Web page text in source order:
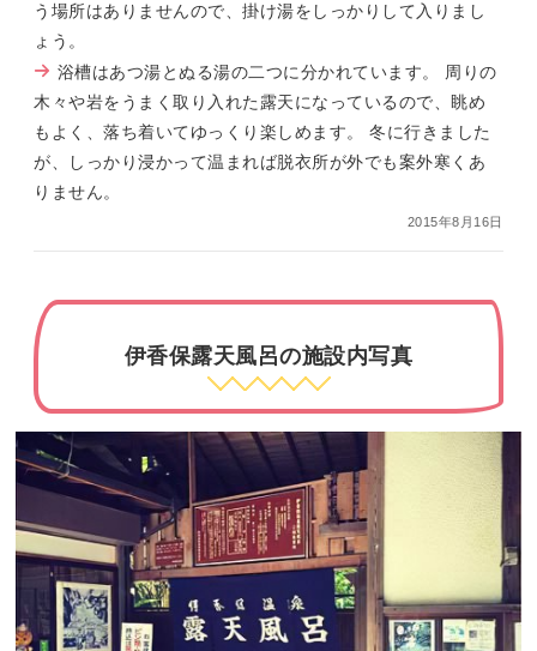
う場所はありませんので、掛け湯をしっかりして入りまし
ょう。
浴槽はあつ湯とぬる湯の二つに分かれています。 周りの
木々や岩をうまく取り入れた露天になっているので、眺め
もよく、落ち着いてゆっくり楽しめます。 冬に行きました
が、しっかり浸かって温まれば脱衣所が外でも案外寒くあ
りません。
2015年8月16日
伊香保露天風呂の施設内写真